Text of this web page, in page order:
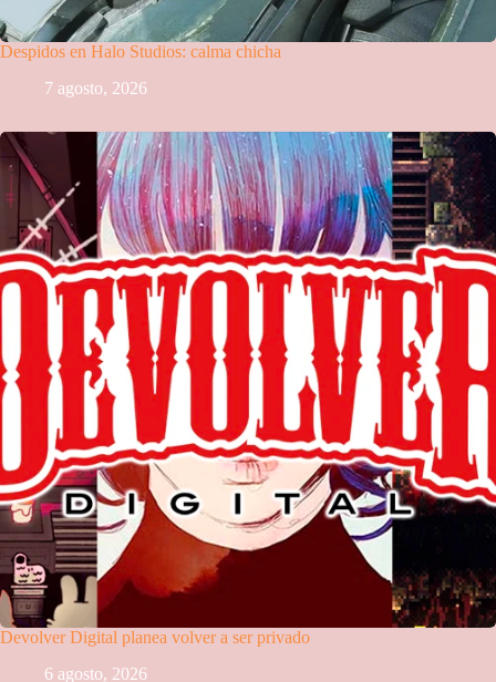
Despidos en Halo Studios: calma chicha
7 agosto, 2026
Devolver Digital planea volver a ser privado
6 agosto, 2026